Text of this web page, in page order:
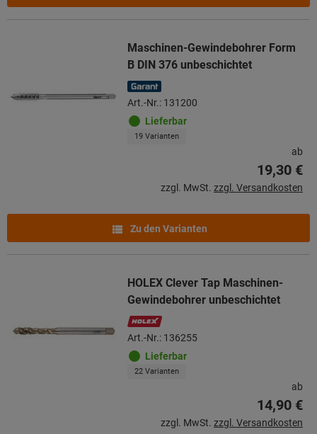
Maschinen-Gewindebohrer Form
B DIN 376 unbeschichtet
Art.-Nr.: 131200
Lieferbar
19 Varianten
ab
19,30 €
zzgl. MwSt. zzgl. Versandkosten
Zu den Varianten
HOLEX Clever Tap Maschinen-
Gewindebohrer unbeschichtet
Art.-Nr.: 136255
Lieferbar
22 Varianten
ab
14,90 €
zzgl. MwSt. zzgl. Versandkosten